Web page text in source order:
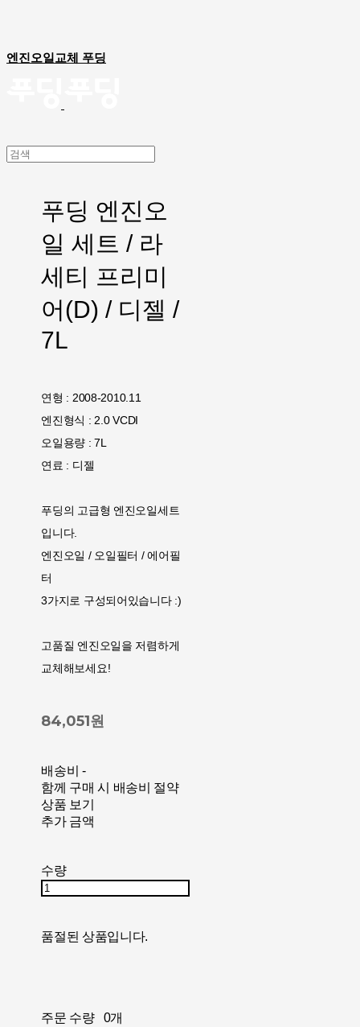
엔진오일교체 푸딩
푸딩 엔진오
일 세트 / 라
세티 프리미
어(D) / 디젤 /
7L
연형 : 2008-2010.11
엔진형식 : 2.0 VCDI
오일용량 : 7L
연료 : 디젤
푸딩의 고급형 엔진오일세트
입니다.
엔진오일 / 오일필터 / 에어필
터
3가지로 구성되어있습니다 :)
고품질 엔진오일을 저렴하게
교체해보세요!
84,051원
배송비 -
함께 구매 시 배송비 절약
상품 보기
추가 금액
수량
품절된 상품입니다.
주문 수량 0개